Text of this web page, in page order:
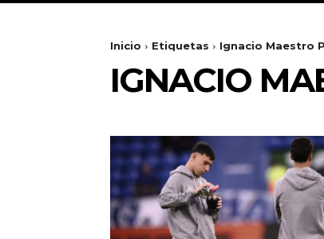
Inicio Etiquetas Ignacio Maestro
IGNACIO